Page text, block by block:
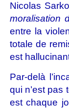
Nicolas
moralisation
entre la
totale de
est
Par-delà
qui n’est pas
est chaque